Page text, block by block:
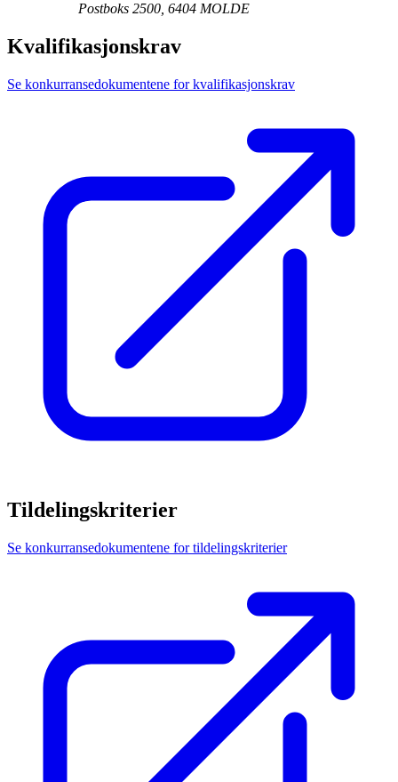
Postboks 2500, 6404 MOLDE
Kvalifikasjonskrav
Se konkurransedokumentene for kvalifikasjonskrav
Tildelingskriterier
Se konkurransedokumentene for tildelingskriterier